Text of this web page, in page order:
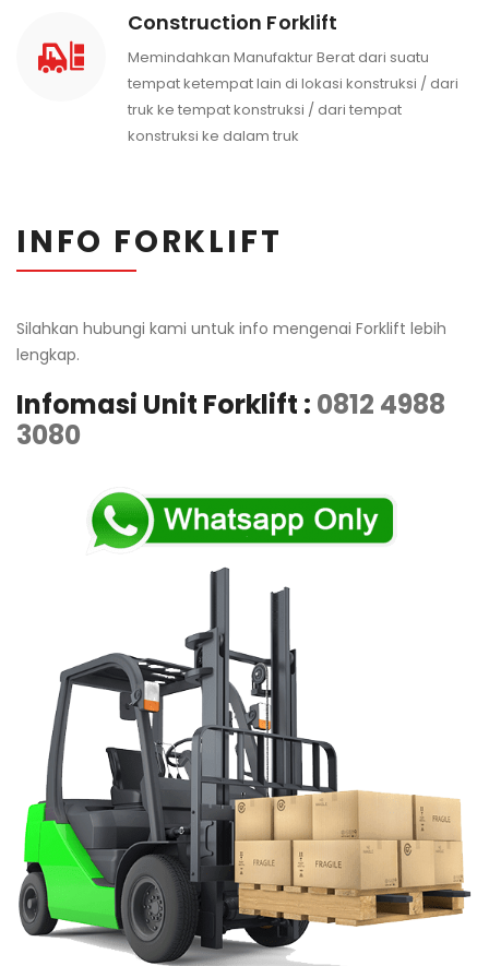
Construction Forklift
Memindahkan Manufaktur Berat dari suatu
tempat ketempat lain di lokasi konstruksi / dari
truk ke tempat konstruksi / dari tempat
konstruksi ke dalam truk
INFO FORKLIFT
Silahkan hubungi kami untuk info mengenai Forklift lebih
lengkap.
Infomasi Unit Forklift : 0812 4988
3080